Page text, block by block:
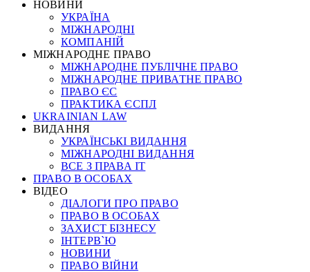
НОВИНИ
УКРАЇНА
МІЖНАРОДНІ
КОМПАНІЙ
МІЖНАРОДНЕ ПРАВО
МІЖНАРОДНЕ ПУБЛІЧНЕ ПРАВО
МІЖНАРОДНЕ ПРИВАТНЕ ПРАВО
ПРАВО ЄС
ПРАКТИКА ЄСПЛ
UKRAINIAN LAW
ВИДАННЯ
УКРАЇНСЬКІ ВИДАННЯ
МІЖНАРОДНІ ВИДАННЯ
ВСЕ З ПРАВА ІТ
ПРАВО В ОСОБАХ
ВІДЕО
ДІАЛОГИ ПРО ПРАВО
ПРАВО В ОСОБАХ
ЗАХИСТ БІЗНЕСУ
ІНТЕРВ`Ю
НОВИНИ
ПРАВО ВІЙНИ